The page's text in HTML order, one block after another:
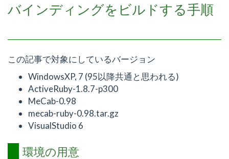
バインディングをビルドする手順
この記事で対象にしているバージョン
WindowsXP, 7 (95以降共通と思われる)
ActiveRuby-1.8.7-p300
MeCab-0.98
mecab-ruby-0.98.tar.gz
VisualStudio 6
環境の用意